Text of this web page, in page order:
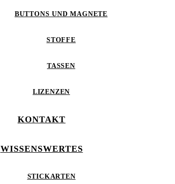
BUTTONS UND MAGNETE
STOFFE
TASSEN
LIZENZEN
KONTAKT
WISSENSWERTES
STICKARTEN